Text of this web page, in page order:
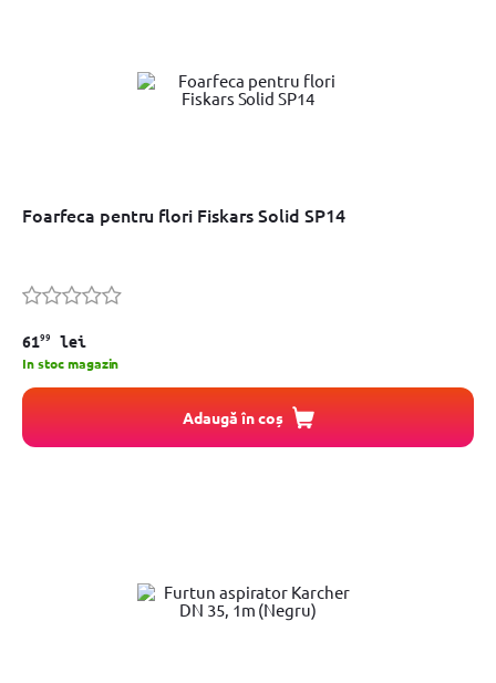
Foarfeca pentru flori Fiskars Solid SP14
6199 lei
In stoc magazin
Adaugă în coș